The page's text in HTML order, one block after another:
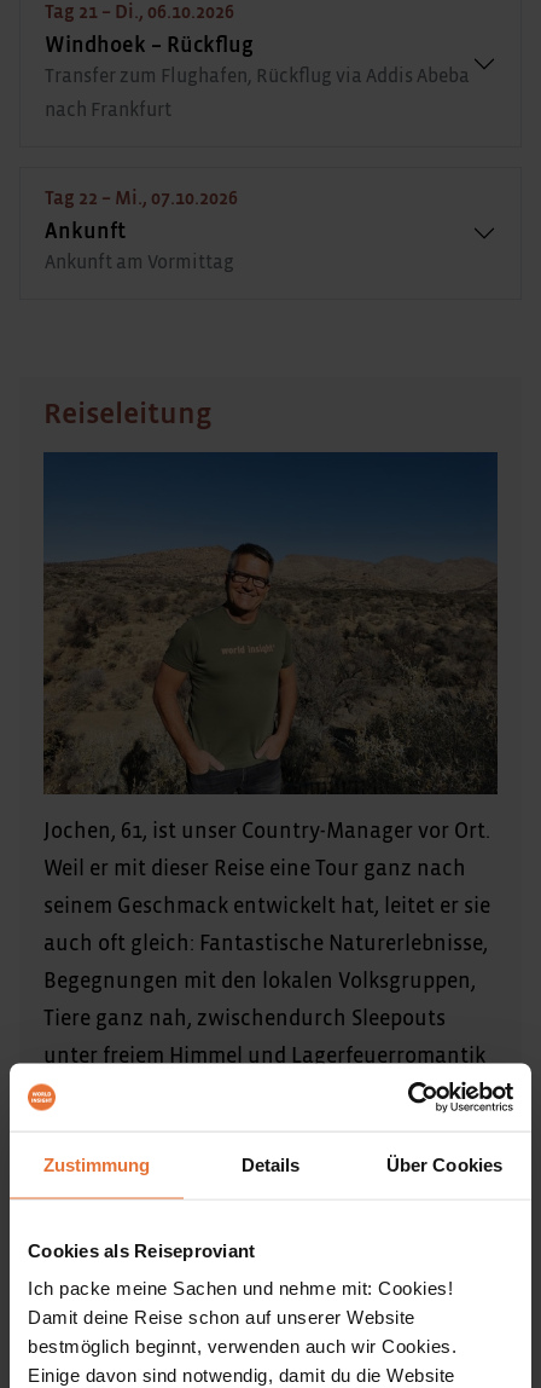
Zustimmung Details Über Cookies
Cookies als Reiseproviant
Ich packe meine Sachen und nehme mit: Cookies!
Damit deine Reise schon auf unserer Website
bestmöglich beginnt, verwenden auch wir Cookies.
Einige davon sind notwendig, damit du die Website
Tag 21 – Di., 06.10.2026
Windhoek – Rückflug
Transfer zum Flughafen, Rückflug via Addis Abeba
nach Frankfurt
Tag 22 – Mi., 07.10.2026
Ankunft
Ankunft am Vormittag
Reiseleitung
Jochen, 61, ist unser Country-Manager vor Ort.
Weil er mit dieser Reise eine Tour ganz nach
seinem Geschmack entwickelt hat, leitet er sie
auch oft gleich: Fantastische Naturerlebnisse,
Begegnungen mit den lokalen Volksgruppen,
Tiere ganz nah, zwischendurch Sleepouts
unter freiem Himmel und Lagerfeuerromantik
– an Jochens Seite erlebst du Namibia pur!
Jochen Beckert ist einer unserer WORLD INSIGHT-
Reiseinfos ALLE ÖFFNEN